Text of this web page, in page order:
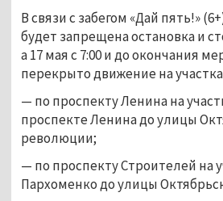
В связи с забегом «Дай пять!»
будет запрещена остановка и
а 17 мая с 7:00 и до окончания
перекрыто движение на
— по проспекту Ленина на
проспекте Ленина до улицы
революции;
— по проспекту Строителей на
Пархоменко до улицы